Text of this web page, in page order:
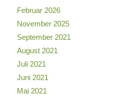
Februar 2026
November 2025
September 2021
August 2021
Juli 2021
Juni 2021
Mai 2021